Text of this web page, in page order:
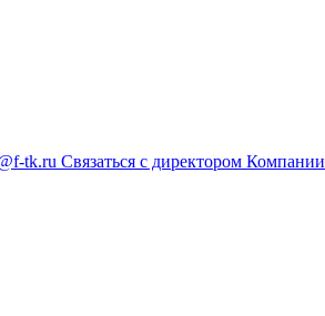
tk.ru Связаться с директором Компании